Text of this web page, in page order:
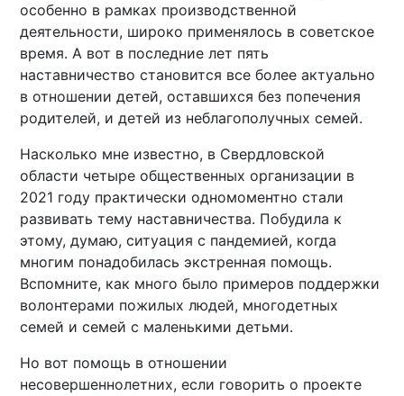
особенно в рамках производственной
деятельности, широко применялось в советское
время. А вот в последние лет пять
наставничество становится все более актуально
в отношении детей, оставшихся без попечения
родителей, и детей из неблагополучных семей.
Насколько мне известно, в Свердловской
области четыре общественных организации в
2021 году практически одномоментно стали
развивать тему наставничества. Побудила к
этому, думаю, ситуация с пандемией, когда
многим понадобилась экстренная помощь.
Вспомните, как много было примеров поддержки
волонтерами пожилых людей, многодетных
семей и семей с маленькими детьми.
Но вот помощь в отношении
несовершеннолетних, если говорить о проекте